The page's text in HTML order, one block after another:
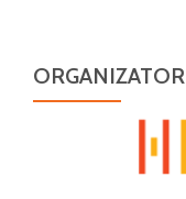
ORGANIZATOR